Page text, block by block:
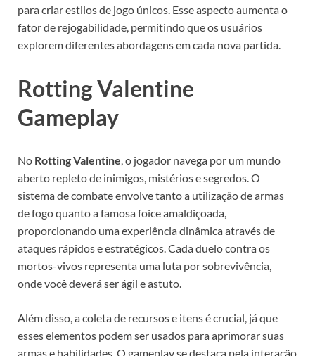
para criar estilos de jogo únicos. Esse aspecto aumenta o
fator de rejogabilidade, permitindo que os usuários
explorem diferentes abordagens em cada nova partida.
Rotting Valentine
Gameplay
No Rotting Valentine, o jogador navega por um mundo
aberto repleto de inimigos, mistérios e segredos. O
sistema de combate envolve tanto a utilização de armas
de fogo quanto a famosa foice amaldiçoada,
proporcionando uma experiência dinâmica através de
ataques rápidos e estratégicos. Cada duelo contra os
mortos-vivos representa uma luta por sobrevivência,
onde você deverá ser ágil e astuto.
Além disso, a coleta de recursos e itens é crucial, já que
esses elementos podem ser usados para aprimorar suas
armas e habilidades. O gameplay se destaca pela interação